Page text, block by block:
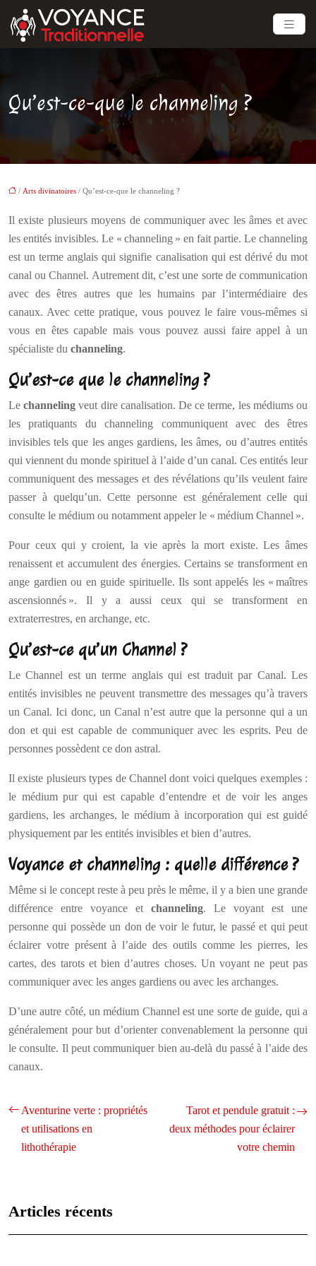
Qu’est-ce-que le channeling ?
/ Arts divinatoires / Qu’est-ce-que le channeling ?
Il existe plusieurs moyens de communiquer avec les âmes et avec
les entités invisibles. Le « channeling » en fait partie. Le channeling
est un terme anglais qui signifie canalisation qui est dérivé du mot
canal ou Channel. Autrement dit, c’est une sorte de communication
avec des êtres autres que les humains par l’intermédiaire des
canaux. Avec cette pratique, vous pouvez le faire vous-mêmes si
vous en êtes capable mais vous pouvez aussi faire appel à un
spécialiste du channeling.
Qu’est-ce que le channeling ?
Lechanneling veut dire canalisation. De ce terme, les médiums ou
les pratiquants du channeling communiquent avec des êtres
invisibles tels que les anges gardiens, les âmes, ou d’autres entités
qui viennent du monde spirituel à l’aide d’un canal. Ces entités leur
communiquent des messages et des révélations qu’ils veulent faire
passer à quelqu’un. Cette personne est généralement celle qui
consulte le médium ou notamment appeler le « médium Channel ».
Pour ceux qui y croient, la vie après la mort existe. Les âmes
renaissent et accumulent des énergies. Certains se transforment en
ange gardien ou en guide spirituelle. Ils sont appelés les « maîtres
ascensionnés ». Il y a aussi ceux qui se transforment en
extraterrestres, en archange, etc.
Qu’est-ce qu’un Channel ?
Le Channel est un terme anglais qui est traduit par Canal. Les
entités invisibles ne peuvent transmettre des messages qu’à travers
un Canal. Ici donc, un Canal n’est autre que la personne qui a un
don et qui est capable de communiquer avec les esprits. Peu de
personnes possèdent ce don astral.
Il existe plusieurs types de Channel dont voici quelques exemples :
le médium pur qui est capable d’entendre et de voir les anges
gardiens, les archanges, le médium à incorporation qui est guidé
physiquement par les entités invisibles et bien d’autres.
Voyance et channeling : quelle différence ?
Même si le concept reste à peu près le même, il y a bien une grande
différence entre voyance et channeling. Le voyant est une
personne qui possède un don de voir le futur, le passé et qui peut
éclairer votre présent à l’aide des outils comme les pierres, les
cartes, des tarots et bien d’autres choses. Un voyant ne peut pas
communiquer avec les anges gardiens ou avec les archanges.
D’une autre côté, un médium Channel est une sorte de guide, qui a
généralement pour but d’orienter convenablement la personne qui
le consulte. Il peut communiquer bien au-delà du passé à l’aide des
canaux.
Aventurine verte : propriétés
et utilisations en
lithothérapie
Tarot et pendule gratuit :
deux méthodes pour éclairer
votre chemin
Articles récents